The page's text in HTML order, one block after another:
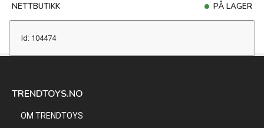
NETTBUTIKK PÅ LAGER
Id: 104474
TRENDTOYS.NO
OM TRENDTOYS